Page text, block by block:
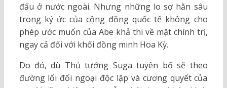
đấu ở nước ngoài. Nhưng những lo sợ hằn sâu
trong ký ức của cộng đồng quốc tế không cho
phép ước muốn của Abe khả thi về mặt chính trị,
ngay cả đối với khối đồng minh Hoa Kỳ.
Do đó, dù Thủ tướng Suga tuyên bố sẽ theo
đường lối đối ngoại độc lập và cương quyết của